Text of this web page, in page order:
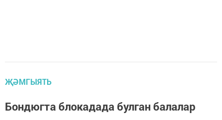
ҖӘМГЫЯТЬ
Бондюгта блокадада булган балалар